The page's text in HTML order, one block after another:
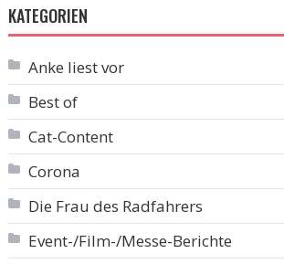
KATEGORIEN
Anke liest vor
Best of
Cat-Content
Corona
Die Frau des Radfahrers
Event-/Film-/Messe-Berichte